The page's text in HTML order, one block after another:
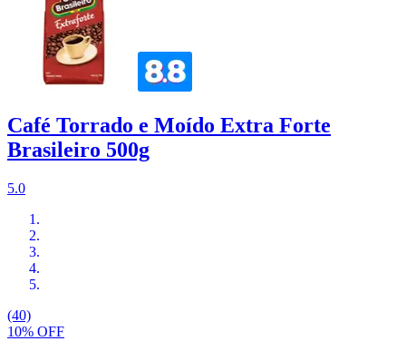
Café Torrado e Moído Extra Forte
Brasileiro 500g
5.0
(40)
10% OFF